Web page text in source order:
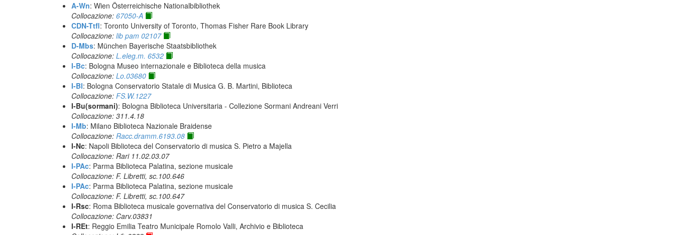
A-Wn: Wien Österreichische Nationalbibliothek
Collocazione: 67050-A
CDN-Ttfl: Toronto University of Toronto, Thomas Fisher Rare Book Library
Collocazione: lib pam 02107
D-Mbs: München Bayerische Staatsbibliothek
Collocazione: L.eleg.m. 6532
I-Bc: Bologna Museo internazionale e Biblioteca della musica
Collocazione: Lo.03680
I-Bl: Bologna Conservatorio Statale di Musica G. B. Martini, Biblioteca
Collocazione: FS.W.1227
I-Bu(sormani): Bologna Biblioteca Universitaria - Collezione Sormani Andreani Verri
Collocazione: 311.4.18
I-Mb: Milano Biblioteca Nazionale Braidense
Collocazione: Racc.dramm.6193.08
I-Nc: Napoli Biblioteca del Conservatorio di musica S. Pietro a Majella
Collocazione: Rari 11.02.03.07
I-PAc: Parma Biblioteca Palatina, sezione musicale
Collocazione: F. Libretti, sc.100.646
I-PAc: Parma Biblioteca Palatina, sezione musicale
Collocazione: F. Libretti, sc.100.647
I-Rsc: Roma Biblioteca musicale governativa del Conservatorio di musica S. Cecilia
Collocazione: Carv.03831
I-REt: Reggio Emilia Teatro Municipale Romolo Valli, Archivio e Biblioteca